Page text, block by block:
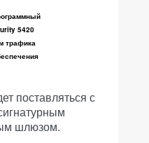
5420
трафика
поставляться с
шлюзом.